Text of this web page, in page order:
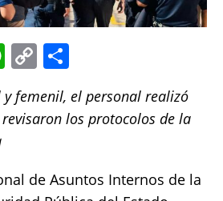
W
h
at
s
p
C
p
y
n
h
a
re
femenil, el personal realizó
los protocolos de la
de Asuntos Internos de la